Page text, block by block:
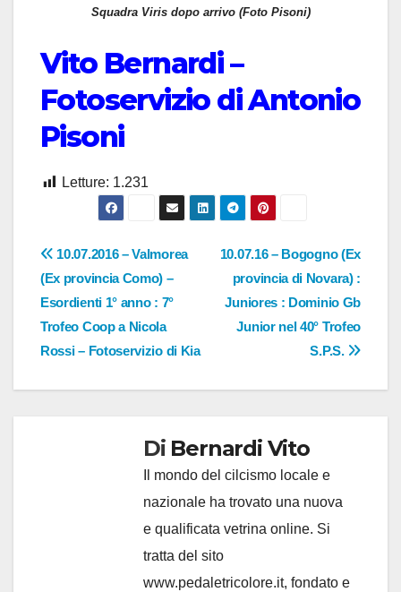
Squadra Viris dopo arrivo (Foto Pisoni)
Vito Bernardi –
Fotoservizio di Antonio
Pisoni
Letture: 1.231
Navigazione
articoli
10.07.16 – Bogogno (Ex
provincia di Novara) :
Juniores : Dominio Gb
Junior nel 40° Trofeo
S.P.S.
10.07.2016 – Valmorea
(Ex provincia Como) –
Esordienti 1° anno : 7°
Trofeo Coop a Nicola
Rossi – Fotoservizio di Kia
Di Bernardi Vito
Il mondo del cilcismo locale e
nazionale ha trovato una nuova
e qualificata vetrina online. Si
tratta del sito
www.pedaletricolore.it, fondato e